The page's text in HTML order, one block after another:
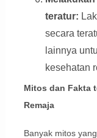
teratur:
secara
lainnya
kesehatan
Mitos dan Fakta
Remaja
Banyak mitos